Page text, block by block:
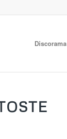
Discorama